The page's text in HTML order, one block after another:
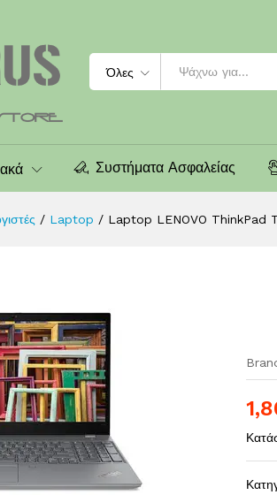
Όλες
Συστήματα Ασφαλείας
/ Laptop / Laptop LENOVO ThinkPad